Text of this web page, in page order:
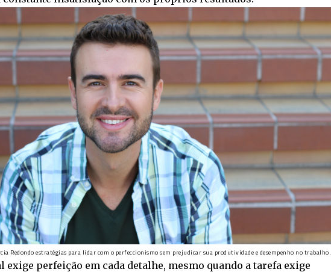
Redondo estratégias para lidar com o perfeccionismo sem prejudicar sua produtividade e desempenho no trabalho.
exige perfeição em cada detalhe, mesmo quando a tarefa exige